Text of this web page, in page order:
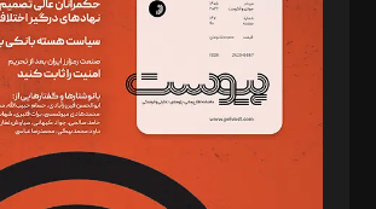
دبیر تحریریه: میثم قاسمی
د‌بیر ناداستان: سمانه سمیع
د‌بیر خدمت و تجارت: ابوالفضل رجبی
د‌بیر حقوق فناوری: حسام‌الدین ایپکچی
د‌بیر پیوست جهان: مینا پاکدل
د‌بیر تحریریه آنلاین: بابک نقاش